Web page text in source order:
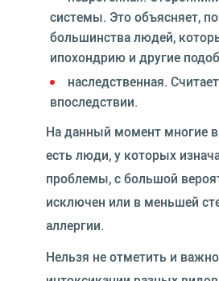
системы. Это объясняет,
большинства людей,
ипохондрию и другие
наследственная.
впоследствии.
На данный момент многие
есть люди, у которых
проблемы, с большой
исключен или в меньшей
аллергии.
Нельзя не отметить и